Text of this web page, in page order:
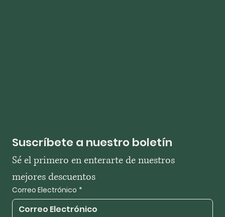
Suscríbete a nuestro boletín
Sé el primero en enterarte de nuestros
mejores descuentos
Correo Electrónico *